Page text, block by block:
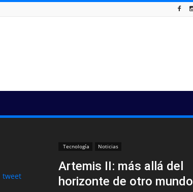
Tecnología Noticias
Artemis II: más allá del
horizonte de otro mundo
tweet